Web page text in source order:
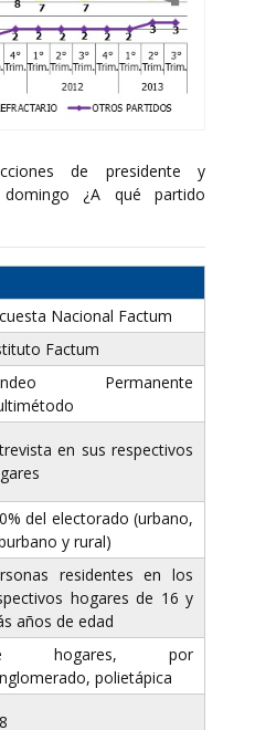
de presidente y
¿A qué partido
Nacional Factum
Factum
Permanente
en sus respectivos
del electorado (urbano,
y rural)
residentes en los
hogares de 16 y
años de edad
hogares, por
polietápica